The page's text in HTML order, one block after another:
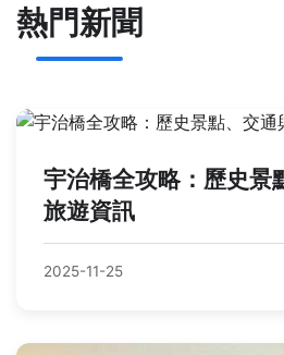
熱門新聞
宇治橋全攻略：歷史景
旅遊資訊
2025-11-25